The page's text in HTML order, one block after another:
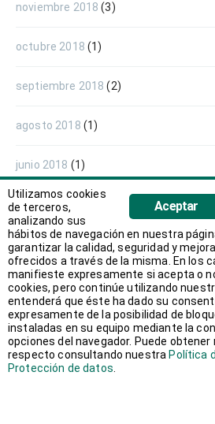
noviembre 2018 (3)
octubre 2018 (1)
septiembre 2018 (2)
agosto 2018 (1)
junio 2018 (1)
mayo 2018
abril 2018(1)
marzo 2018 (2)
febrero 2018(3)
enero 2018(2)
Aceptar
Utilizamos cookies
de terceros,
analizando sus
hábitos de navegación en nuestra
garantizar la calidad, seguridad y
ofrecidos a través de la misma. En los
manifieste expresamente si acepta o
cookies, pero continúe utilizando
entenderá que éste ha dado su
expresamente de la posibilidad de
instaladas en su equipo mediante la
opciones del navegador. Puede
respecto consultando nuestra Política
Protección de datos